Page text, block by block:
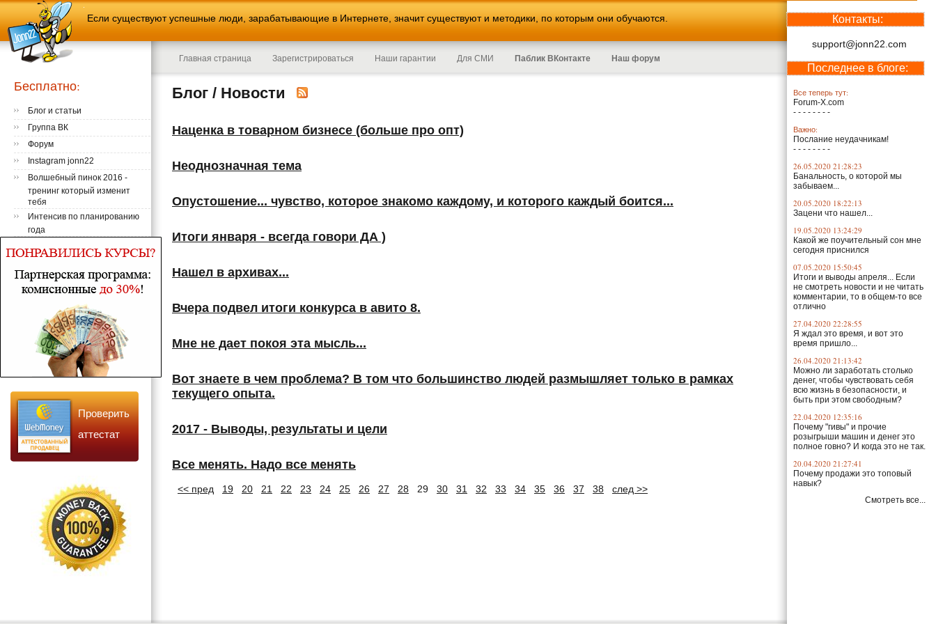
Если существуют успешные люди, зарабатывающие в Интернете, значит существуют и методики, по которым они обучаются. Контакты:
support@jonn22.com
Последнее в блоге:
Все теперь тут:
Forum-X.com
- - - - - - - -
Важно:
Послание неудачникам!
- - - - - - - -
26.05.2020 21:28:23
Банальность, о которой мы
забываем...
20.05.2020 18:22:13
Зацени что нашел...
19.05.2020 13:24:29
Какой же поучительный сон мне
сегодня приснился
07.05.2020 15:50:45
Итоги и выводы апреля... Если
не смотреть новости и не читать
комментарии, то в общем-то все
отлично
27.04.2020 22:28:55
Я ждал это время, и вот это
время пришло...
26.04.2020 21:13:42
Можно ли заработать столько
денег, чтобы чувствовать себя
всю жизнь в безопасности, и
быть при этом свободным?
22.04.2020 12:35:16
Почему "гивы" и прочие
розыгрыши машин и денег это
полное говно? И когда это не так.
20.04.2020 21:27:41
Почему продажи это топовый
навык?
Смотреть все...
Бесплатно:
Блог и статьи
Группа ВК
Форум
Instagram jonn22
Волшебный пинок 2016 -
тренинг который изменит
тебя
Интенсив по планированию
года
Проверить
аттестат
Главная страница Зарегистрироваться Наши гарантии Для СМИ Паблик ВКонтакте Наш форум
Блог / Новости
Наценка в товарном бизнесе (больше про опт)
Неоднозначная тема
Опустошение... чувство, которое знакомо каждому, и которого каждый боится...
Итоги января - всегда говори ДА )
Нашел в архивах...
Вчера подвел итоги конкурса в авито 8.
Мне не дает покоя эта мысль...
Вот знаете в чем проблема? В том что большинство людей размышляет только в рамках
текущего опыта.
2017 - Выводы, результаты и цели
Все менять. Надо все менять
<< пред 19 20 21 22 23 24 25 26 27 28 29 30 31 32 33 34 35 36 37 38 след >>